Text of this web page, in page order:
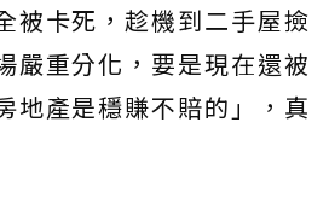
被卡死，趁機到二手屋撿
嚴重分化，要是現在還被
地產是穩賺不賠的」，真